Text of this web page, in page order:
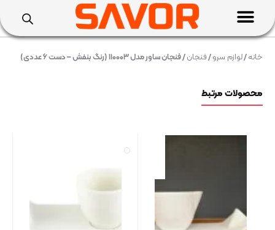
خانه/لوازم سرو/فنجان/ فنجان ساور مدل ۱۱۰۰۰۳ (رنگ بنفش – دست ۶ عددی)
محصولات مرتبط